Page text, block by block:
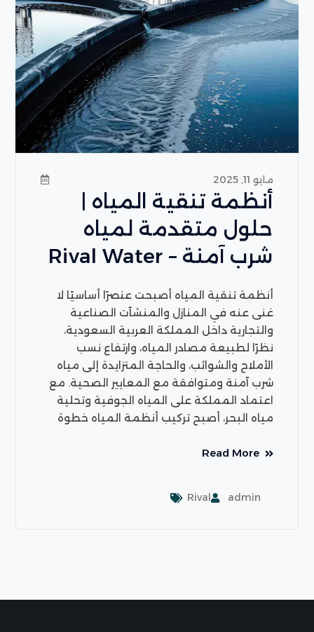
مايو 11, 2025
أنظمة تنقية المياه |
حلول متقدمة لمياه
شرب آمنة – Rival Water
أنظمة تنقية المياه أصبحت عنصرًا أساسيًا لا
غنى عنه في المنازل والمنشآت الصناعية
والتجارية داخل المملكة العربية السعودية،
نظرًا لطبيعة مصادر المياه، وارتفاع نسب
الأملاح والشوائب، والحاجة المتزايدة إلى مياه
شرب آمنة ومتوافقة مع المعايير الصحية. مع
اعتماد المملكة على المياه الجوفية وتحلية
مياه البحر، أصبح تركيب أنظمة المياه خطوة
Read More
admin
Rival